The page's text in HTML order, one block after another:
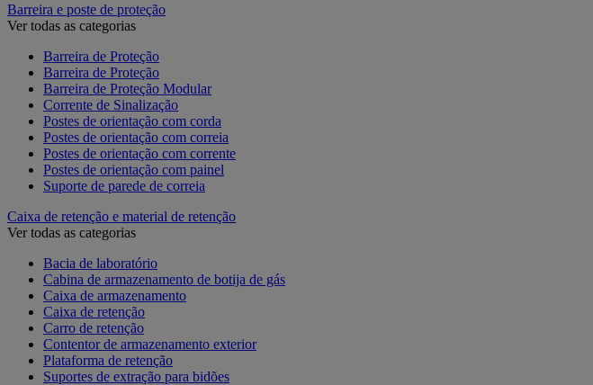
Barreira e poste de proteção
Ver todas as categorias
Barreira de Proteção
Barreira de Proteção
Barreira de Proteção Modular
Corrente de Sinalização
Postes de orientação com corda
Postes de orientação com correia
Postes de orientação com corrente
Postes de orientação com painel
Suporte de parede de correia
Caixa de retenção e material de retenção
Ver todas as categorias
Bacia de laboratório
Cabina de armazenamento de botija de gás
Caixa de armazenamento
Caixa de retenção
Carro de retenção
Contentor de armazenamento exterior
Plataforma de retenção
Suportes de extração para bidões